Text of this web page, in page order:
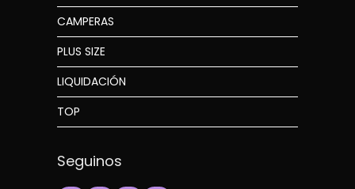
CAMPERAS
PLUS SIZE
LIQUIDACIÓN
TOP
Seguinos